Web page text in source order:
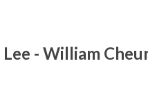
- William